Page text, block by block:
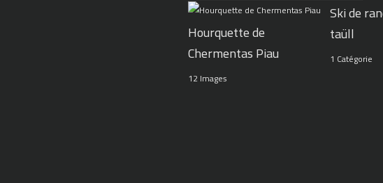
Hourquette de
Chermentas Piau
12 Images
Ski de
taüll
1 Catégorie